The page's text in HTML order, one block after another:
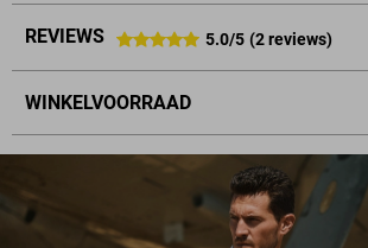
REVIEWS 5.0/5 (2 reviews)
WINKELVOORRAAD